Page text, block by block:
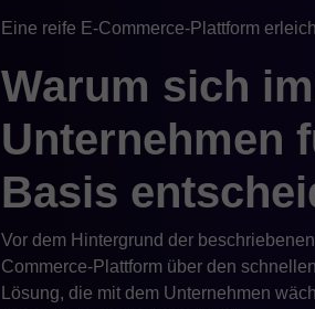
Eine reife E-Commerce-Plattform
Warum sich
Unternehmen
Basis
Vor dem Hintergrund der
Commerce-Plattform über den
Lösung, die mit dem Unternehmen